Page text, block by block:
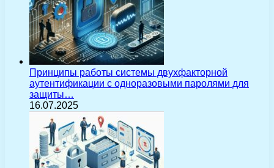
Принципы работы системы двухфакторной
аутентификации с одноразовыми паролями для
защиты…
16.07.2025